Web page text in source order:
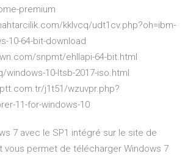
premium
kklvcq/udt1cv.php?oh=ibm-
10-64-bit-download
snpmt/ehllapi-64-bit.html
10-ltsb-2017-iso.html
j1t51/wzuvpr.php?
11-for-windows-10
7 avec le SP1 intégré sur le site de
vous permet de télécharger Windows 7